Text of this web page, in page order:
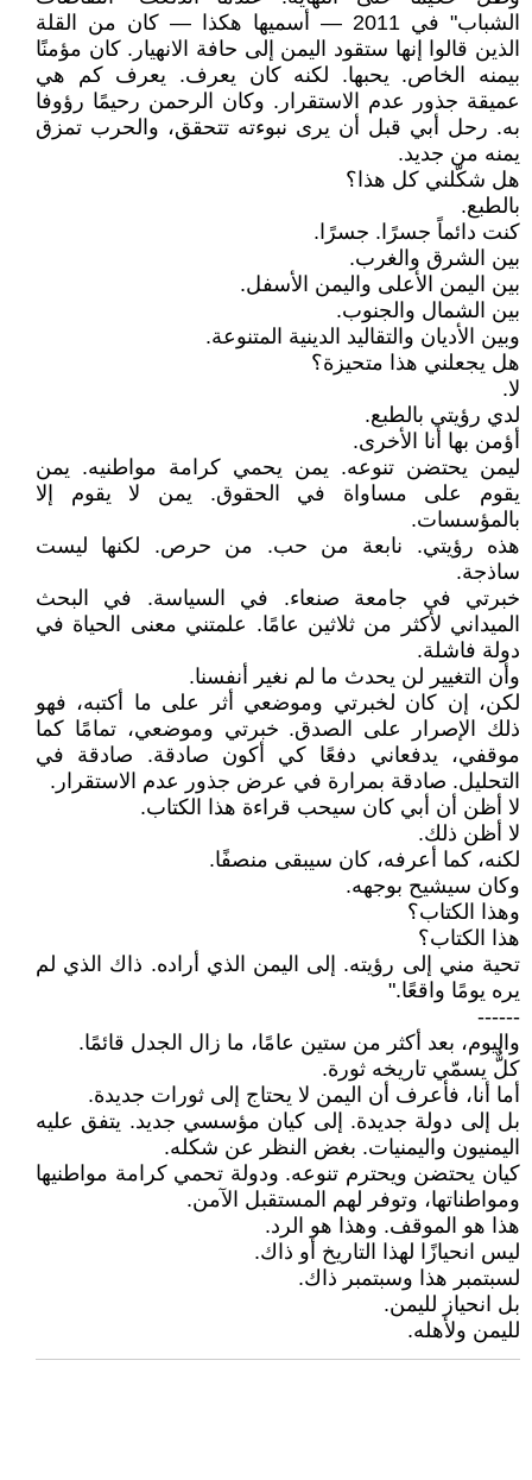
الشباب" في 2011 — أسميها هكذا — كان من القلة
الذين قالوا إنها ستقود اليمن إلى حافة الانهيار. كان مؤمنًا
بيمنه الخاص. يحبها. لكنه كان يعرف. يعرف كم هي
عميقة جذور عدم الاستقرار. وكان الرحمن رحيمًا رؤوفا
به. رحل أبي قبل أن يرى نبوءته تتحقق، والحرب تمزق
يمنه من جديد.
هل شكّلني كل هذا؟
بالطبع.
كنت دائماً جسرًا. جسرًا.
بين الشرق والغرب.
بين اليمن الأعلى واليمن الأسفل.
بين الشمال والجنوب.
وبين الأديان والتقاليد الدينية المتنوعة.
هل يجعلني هذا متحيزة؟
لا.
لدي رؤيتي بالطبع.
أؤمن بها أنا الأخرى.
ليمن يحتضن تنوعه. يمن يحمي كرامة مواطنيه. يمن
يقوم على مساواة في الحقوق. يمن لا يقوم إلا
بالمؤسسات.
هذه رؤيتي. نابعة من حب. من حرص. لكنها ليست
ساذجة.
خبرتي في جامعة صنعاء. في السياسة. في البحث
الميداني لأكثر من ثلاثين عامًا. علمتني معنى الحياة في
دولة فاشلة.
وأن التغيير لن يحدث ما لم نغير أنفسنا.
لكن، إن كان لخبرتي وموضعي أثر على ما أكتبه، فهو
ذلك الإصرار على الصدق. خبرتي وموضعي، تمامًا كما
موقفي، يدفعاني دفعًا كي أكون صادقة. صادقة في
التحليل. صادقة بمرارة في عرض جذور عدم الاستقرار.
لا أظن أن أبي كان سيحب قراءة هذا الكتاب.
لا أظن ذلك.
لكنه، كما أعرفه، كان سيبقى منصفًا.
وكان سيشيح بوجهه.
وهذا الكتاب؟
هذا الكتاب؟
تحية مني إلى رؤيته. إلى اليمن الذي أراده. ذاك الذي لم
يره يومًا واقعًا."
------
واليوم، بعد أكثر من ستين عامًا، ما زال الجدل قائمًا.
كلٌّ يسمّي تاريخه ثورة.
أما أنا، فأعرف أن اليمن لا يحتاج إلى ثورات جديدة.
بل إلى دولة جديدة. إلى كيان مؤسسي جديد. يتفق عليه
اليمنيون واليمنيات. بغض النظر عن شكله.
كيان يحتضن ويحترم تنوعه. ودولة تحمي كرامة مواطنيها
ومواطناتها، وتوفر لهم المستقبل الآمن.
هذا هو الموقف. وهذا هو الرد.
ليس انحيازًا لهذا التاريخ أو ذاك.
لسبتمبر هذا وسبتمبر ذاك.
بل انحياز لليمن.
لليمن ولأهله.